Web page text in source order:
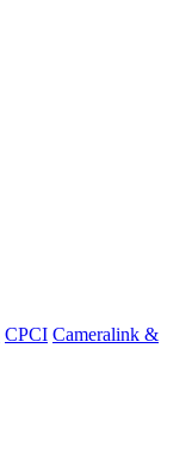
CPCI Cameralink &